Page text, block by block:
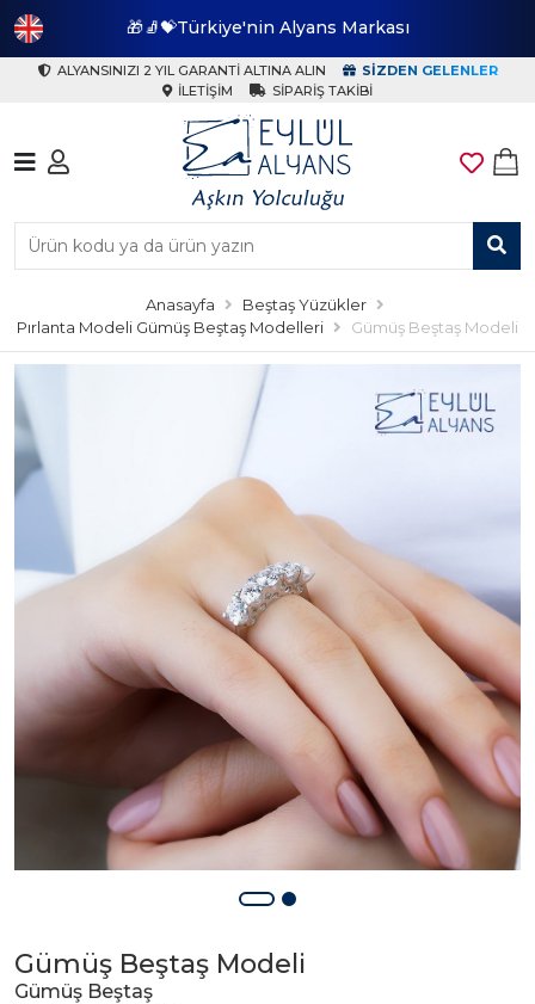
🎁🧦💝Türkiye'nin Alyans Markası
ALYANSINIZI 2 YIL GARANTI ALTINA ALIN
SIZDEN GELENLER
İLETIŞIM
SIPARIŞ TAKIBI
Anasayfa
Beştaş Yüzükler
Pırlanta Modeli Gümüş Beştaş Modelleri
Gümüş Beştaş Modeli
Gümüş Beştaş Modeli
Gümüş Beştaş